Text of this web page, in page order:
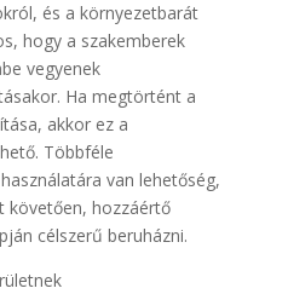
és a környezetbarát
hogy a szakemberek
vegyenek
Ha megtörtént a
akkor ez a
Többféle
van lehetőség,
követően, hozzáértő
célszerű beruházni.